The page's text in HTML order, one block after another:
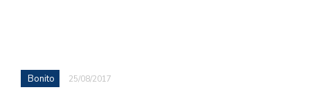
Bonito 25/08/2017